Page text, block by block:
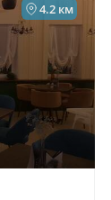
4.2 км